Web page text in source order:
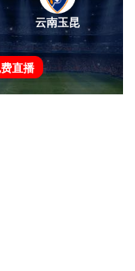
云南玉昆
直播